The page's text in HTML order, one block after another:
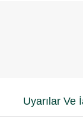
Uyarılar Ve